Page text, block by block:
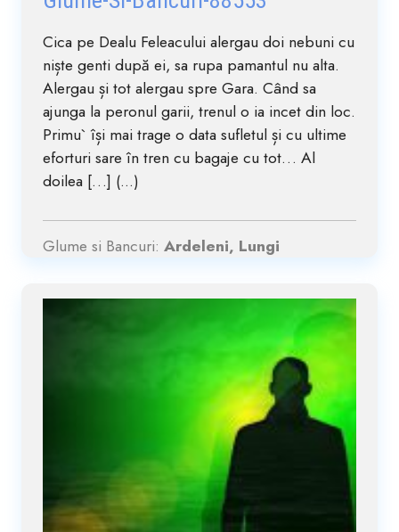
Cica pe Dealu Feleacului alergau doi nebuni cu
niște genti după ei, sa rupa pamantul nu alta.
Alergau și tot alergau spre Gara. Când sa
ajunga la peronul garii, trenul o ia incet din loc.
Primu` își mai trage o data sufletul și cu ultime
eforturi sare în tren cu bagaje cu tot… Al
doilea […] (...)
Glume si Bancuri: Ardeleni, Lungi